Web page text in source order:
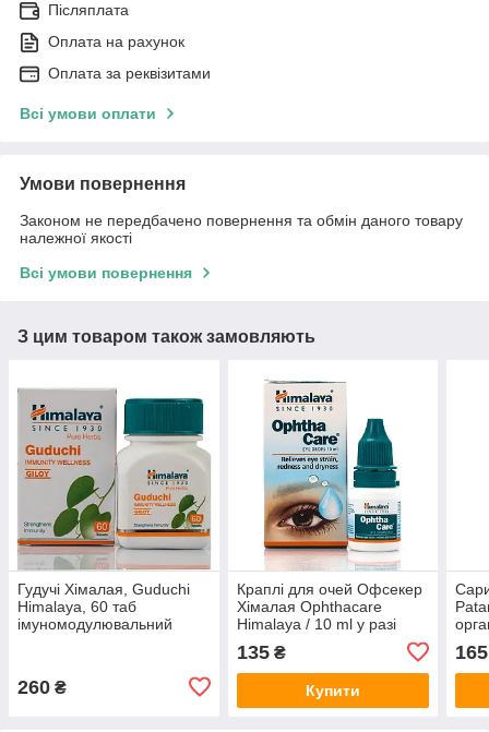
Післяплата
Оплата на рахунок
Оплата за реквізитами
Всі умови оплати
Умови повернення
Законом не передбачено повернення та обмін даного товару
належної якості
Всі умови повернення
З цим товаром також замовляють
Гудучі Хімалая, Guduchi
Himalaya, 60 таб
імуномодулювальний
260 ₴
Краплі для очей Офсекер
Хімалая Ophthacare
Himalaya / 10 ml у разі
втоми та запалення очей
135₴
Купити
165